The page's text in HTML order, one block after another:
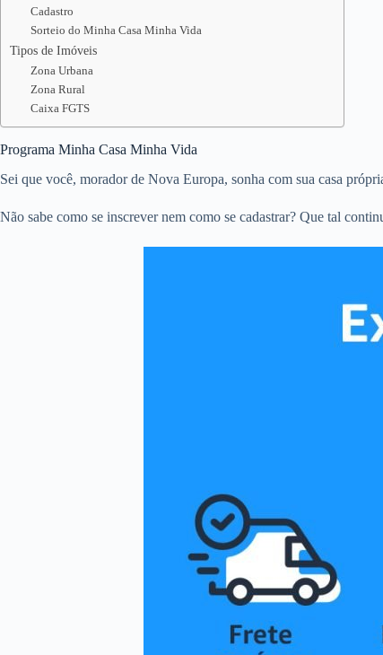
Cadastro
Sorteio do Minha Casa Minha Vida
Tipos de Imóveis
Zona Urbana
Zona Rural
Caixa FGTS
Programa Minha Casa Minha Vida
Sei que você, morador de Nova Europa, sonha com sua casa
Não sabe como se inscrever nem como se cadastrar? Que tal